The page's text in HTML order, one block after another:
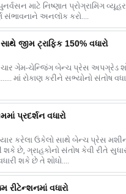
માટે નિષ્ણાત પ્રોગ્રામિંગ
અનલૉક કરો....
જીમ ટ્રાફિક 150% વધારો
ચાર ગેમ-ચેન્જિંગ બેન્ચ પ્રેસ અપગ્રેડ
માં રોકાણ કરીને સભ્યોનો સંતોષ
પ્રદર્શન વધારો
કરેલા ઉકેલો સાથે બેન્ચ પ્રેસ
શકે છે, ગ્રાહકોનો સંતોષ કેવી રીતે
શકે છે તે શોધો....
રીટેન્શનમાં વધારો